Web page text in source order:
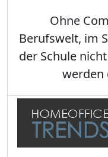
Ohne
Berufswelt, im
der Schule
werden